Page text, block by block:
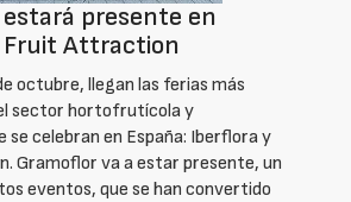
presente en
Fruit Attraction
octubre, llegan las ferias más
sector hortofrutícola y
se celebran en España: Iberflora y
Gramoflor va a estar presente, un
eventos, que se han convertido